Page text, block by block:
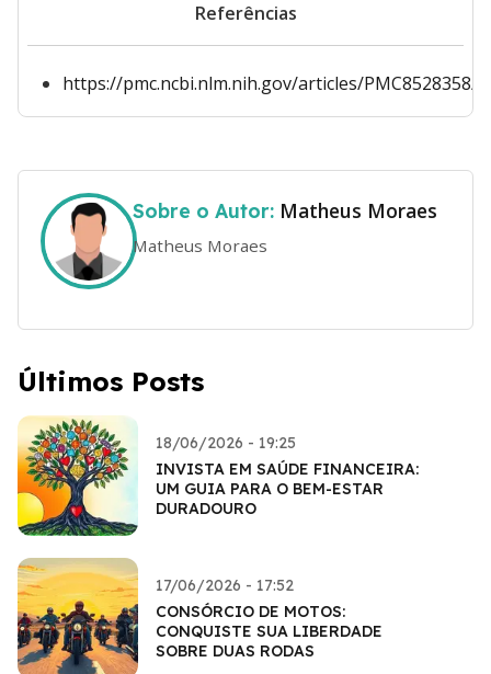
Referências
https://pmc.ncbi.nlm.nih.gov/articles/PMC8528358/
Sobre o Autor: Matheus Moraes
Matheus Moraes
Últimos Posts
18/06/2026 - 19:25
INVISTA EM SAÚDE FINANCEIRA:
UM GUIA PARA O BEM-ESTAR
DURADOURO
17/06/2026 - 17:52
CONSÓRCIO DE MOTOS:
CONQUISTE SUA LIBERDADE
SOBRE DUAS RODAS